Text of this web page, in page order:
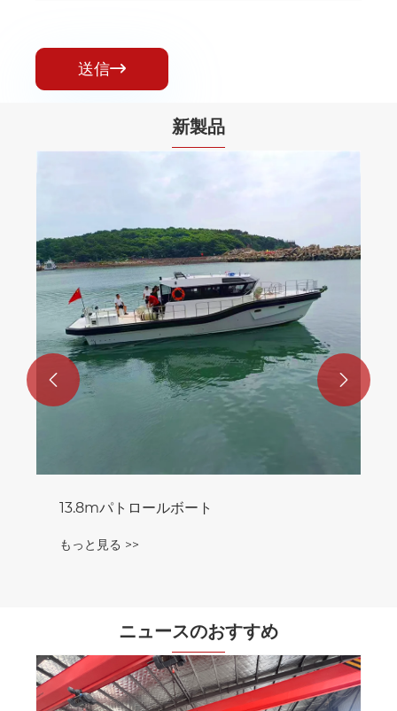
送信
新製品
13.8mパトロールボート
もっと見る >>
 
ニュースのおすすめ